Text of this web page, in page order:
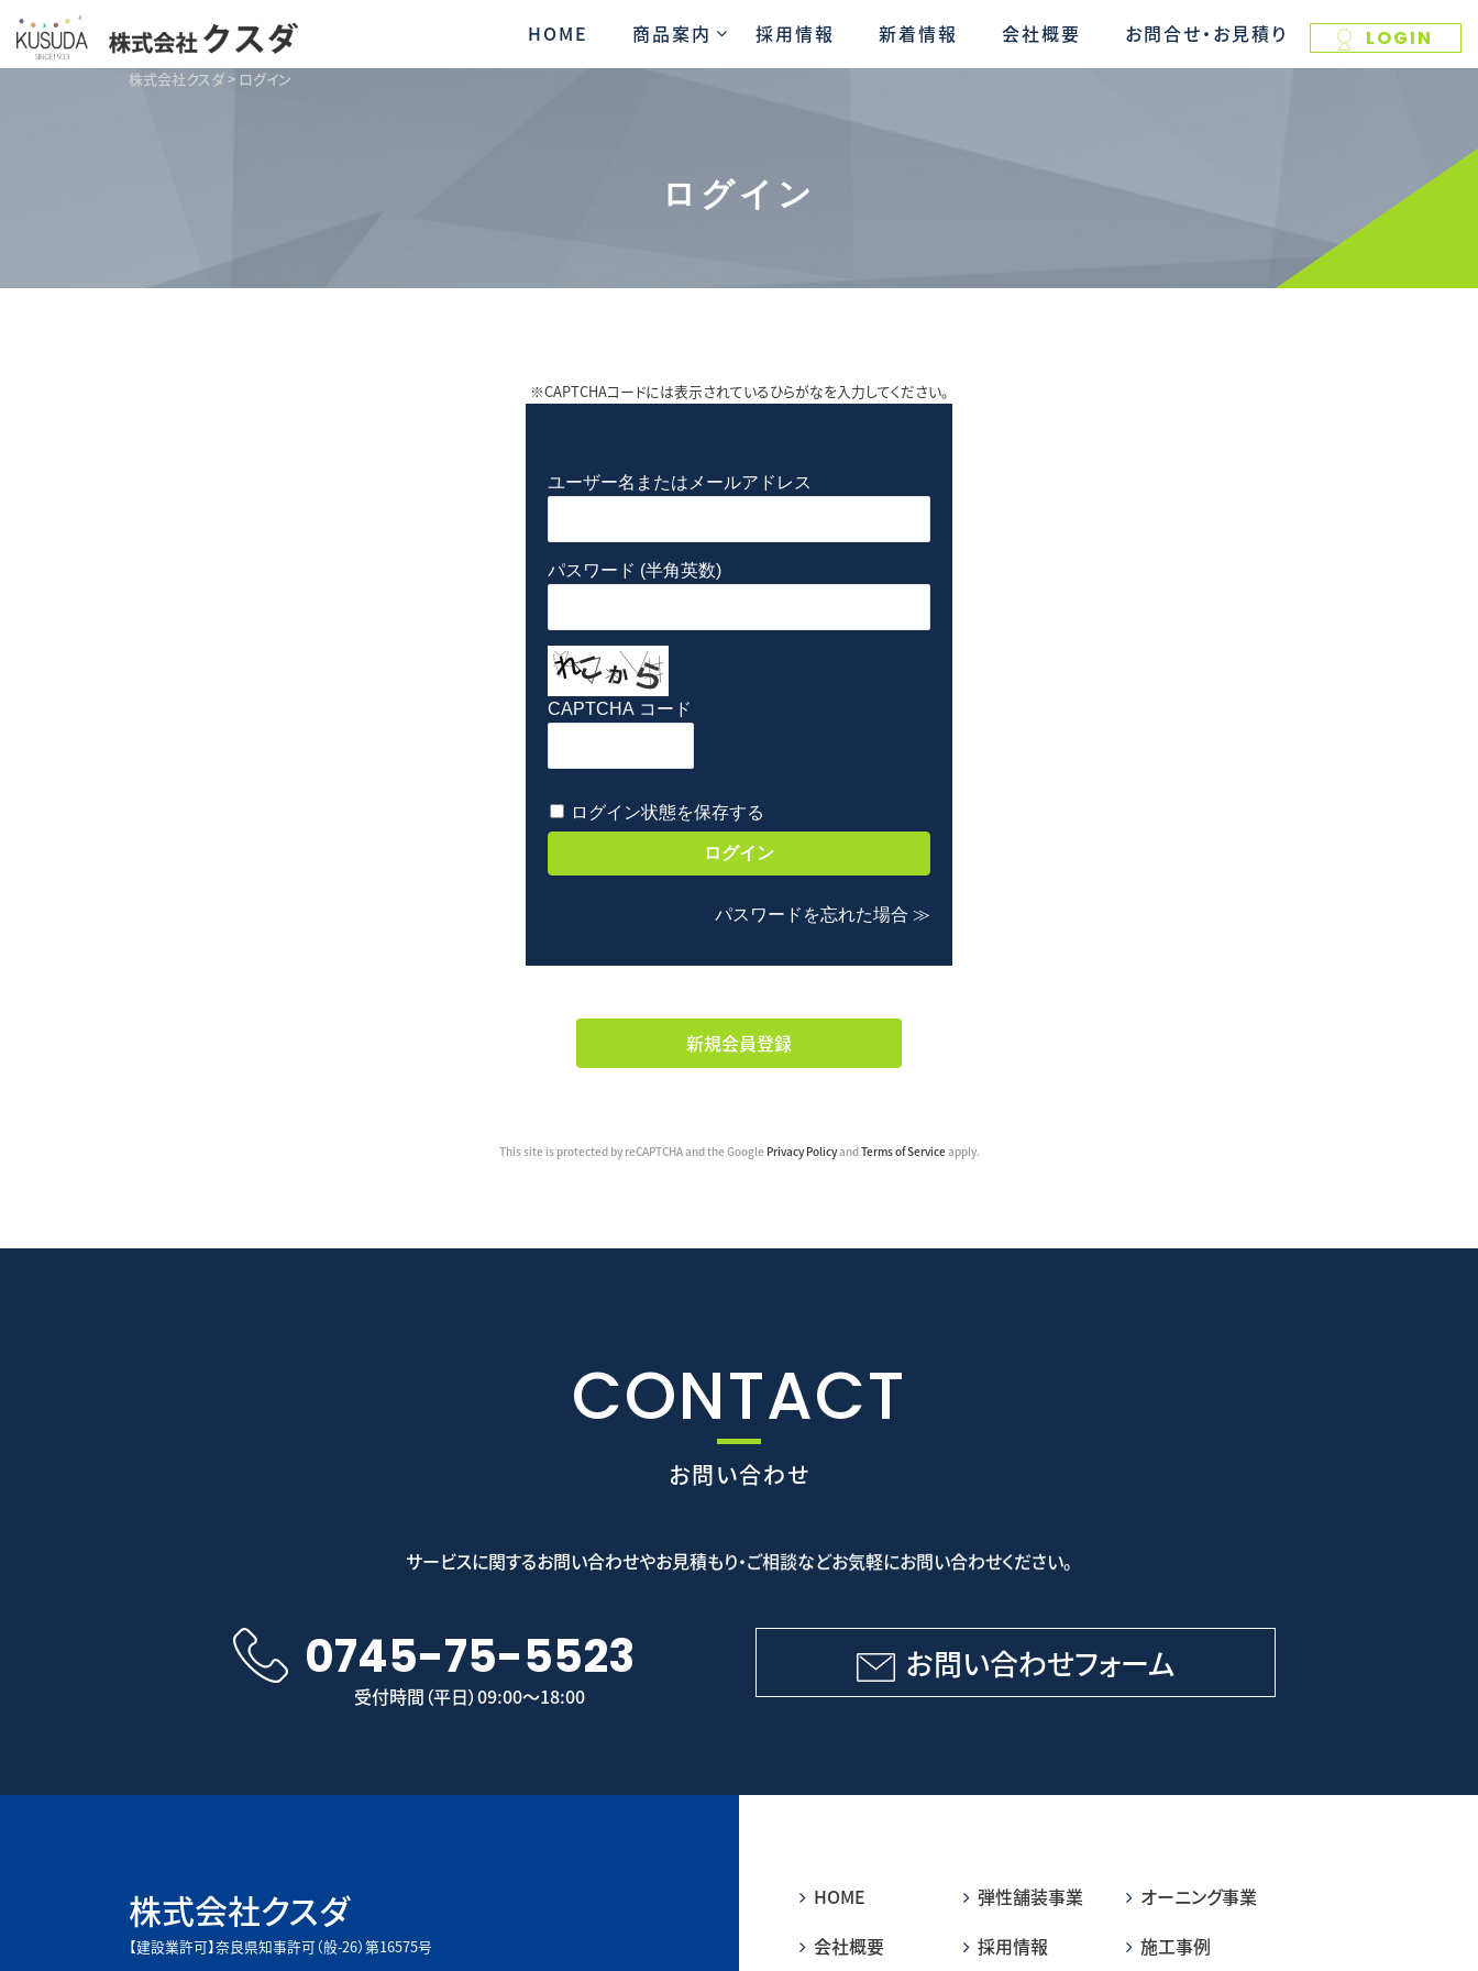
HOME 商品案内 採用情報 新着情報 会社概要 お問合せ・お見積り LOGIN
株式会社クスダ> ログイン
ログイン
※CAPTCHAコードには表示されているひらがなを入力してください。
ユーザー名またはメールアドレス
パスワード (半角英数)
CAPTCHA コード
ログイン状態を保存する
パスワードを忘れた場合 ≫
新規会員登録
This site is protected by reCAPTCHA and the Google Privacy PolicyandTerms of Serviceapply.
CONTACT
お問い合わせ
サービスに関するお問い合わせやお見積もり・ご相談などお気軽にお問い合わせください。
0745-75-5523
受付時間（平日）09:00～18:00
お問い合わせフォーム
株式会社クスダ
【建設業許可】奈良県知事許可（般-26）第16575号
HOME 弾性舗装事業
オーニング事業
会社概要
採用情報 施工事例